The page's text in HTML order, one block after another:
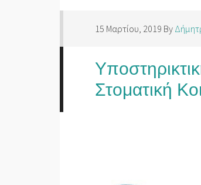
15 Μαρτίου, 2019 By
Στοματική